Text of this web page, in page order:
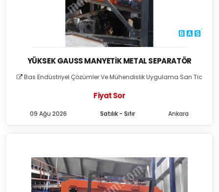
YÜKSEK GAUSS MANYETIK METAL SEPARATÖR
Bas Endüstriyel Çözümler Ve Mühendislik Uygulama San Tic
Fiyat Sor
Satılık - Sıfır
09 Ağu 2026 Ankara